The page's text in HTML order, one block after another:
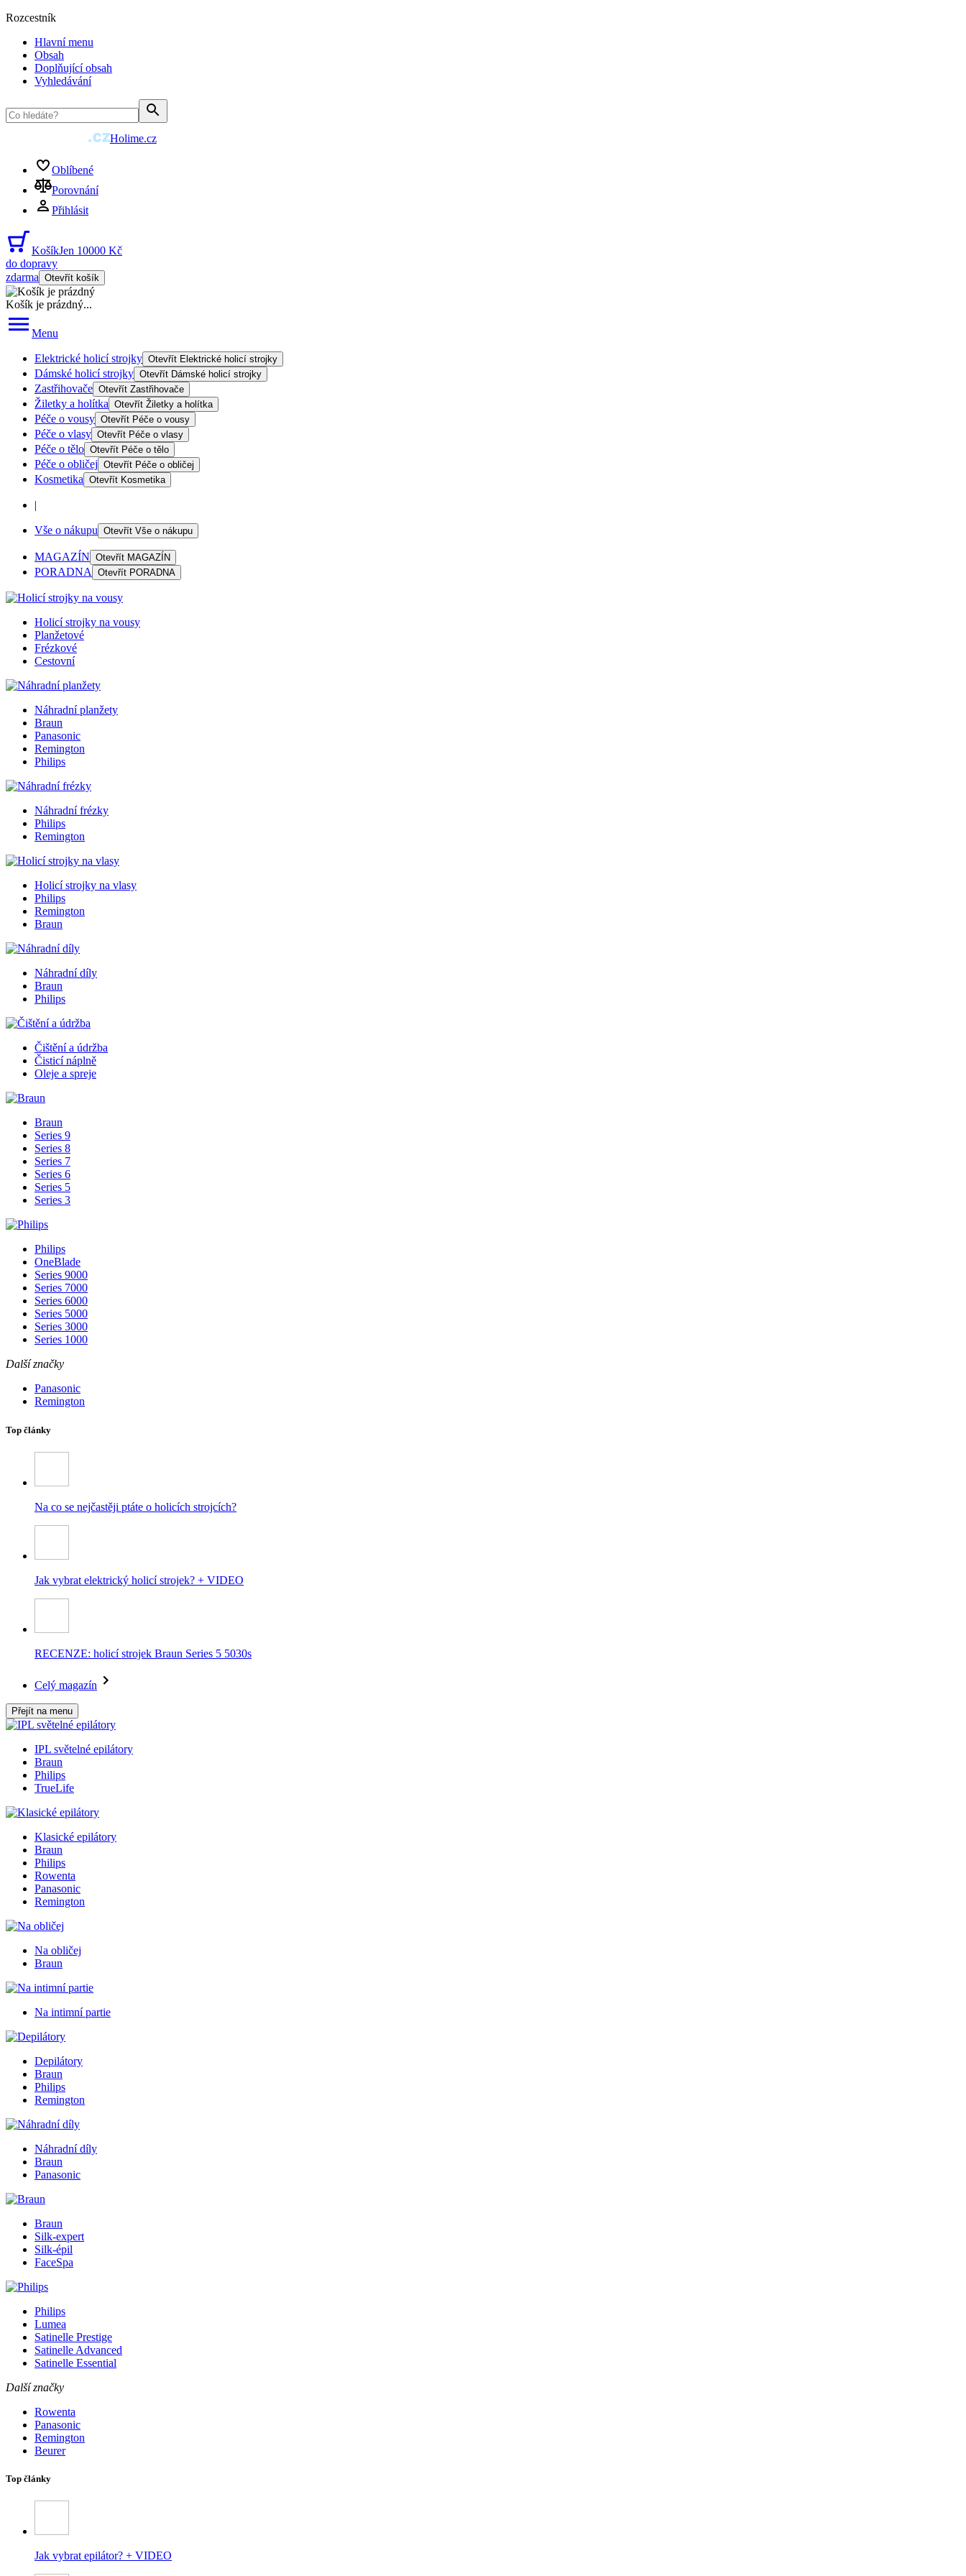
Rozcestník
Hlavní menu
Obsah
Doplňující obsah
Vyhledávání
Holime.cz
Oblíbené
Porovnání
Přihlásit
KošíkJen 10000 Kč
do dopravy
zdarma Otevřít košík
Košík je prázdný...
Menu
Elektrické holicí strojky Otevřít Elektrické holicí strojky
Dámské holicí strojky Otevřít Dámské holicí strojky
Zastřihovače Otevřít Zastřihovače
Žiletky a holítka Otevřít Žiletky a holítka
Péče o vousy Otevřít Péče o vousy
Péče o vlasy Otevřít Péče o vlasy
Péče o tělo Otevřít Péče o tělo
Péče o obličej Otevřít Péče o obličej
Kosmetika Otevřít Kosmetika
|
Vše o nákupu Otevřít Vše o nákupu
MAGAZÍN Otevřít MAGAZÍN
PORADNA Otevřít PORADNA
Holicí strojky na vousy
Planžetové
Frézkové
Cestovní
Náhradní planžety
Braun
Panasonic
Remington
Philips
Náhradní frézky
Philips
Remington
Holicí strojky na vlasy
Philips
Remington
Braun
Náhradní díly
Braun
Philips
Čištění a údržba
Čisticí náplně
Oleje a spreje
Braun
Series 9
Series 8
Series 7
Series 6
Series 5
Series 3
Philips
OneBlade
Series 9000
Series 7000
Series 6000
Series 5000
Series 3000
Series 1000
Další značky
Panasonic
Remington
Top články
Na co se nejčastěji ptáte o holicích strojcích?
Jak vybrat elektrický holicí strojek? + VIDEO
RECENZE: holicí strojek Braun Series 5 5030s
Celý magazín
Přejít na menu
IPL světelné epilátory
Braun
Philips
TrueLife
Klasické epilátory
Braun
Philips
Rowenta
Panasonic
Remington
Na obličej
Braun
Na intimní partie
Depilátory
Braun
Philips
Remington
Náhradní díly
Braun
Panasonic
Braun
Silk-expert
Silk-épil
FaceSpa
Philips
Lumea
Satinelle Prestige
Satinelle Advanced
Satinelle Essential
Další značky
Rowenta
Panasonic
Remington
Beurer
Top články
Jak vybrat epilátor? + VIDEO